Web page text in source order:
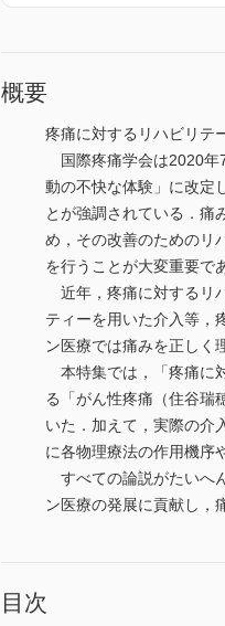
概要
疼痛に対するリハビリテ
国際疼痛学会は2020年
動の不快な体験」に改定
とが強調されている．痛
め，その改善のためのリ
を行うことが大変重要で
近年，疼痛に対するリ
ティーを用いた介入等，
ン医療では痛みを正しく
本特集では，「疼痛に
る「がん性疼痛（住谷瑞
いた．加えて，実際の介
に各物理療法の作用機序
すべての論説がたいへ
ン医療の発展に貢献し，
目次